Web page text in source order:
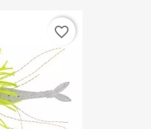
favorite_border